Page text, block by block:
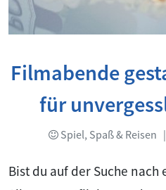
Filmabende
für
Spiel, Spaß & Reisen
Bist du auf der Suche